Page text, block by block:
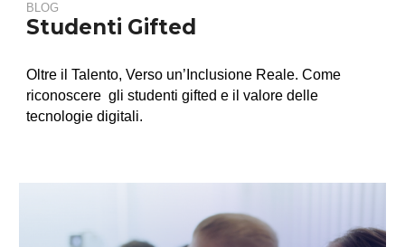
BLOG
Studenti Gifted
Oltre il Talento, Verso un’Inclusione Reale.Come
riconoscere gli studenti gifted e il valore delle
tecnologie digitali.